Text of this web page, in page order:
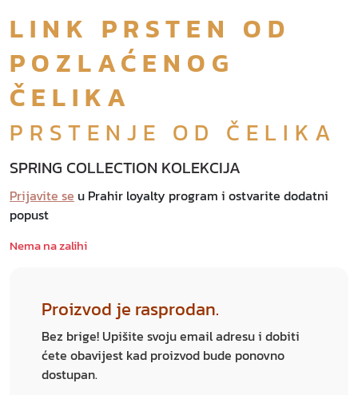
LINK PRSTEN OD
POZLAĆENOG
ČELIKA
PRSTENJE OD ČELIKA
SPRING COLLECTION KOLEKCIJA
Prijavite se u Prahir loyalty program i ostvarite dodatni
popust
Nema na zalihi
Proizvod je rasprodan.
Bez brige! Upišite svoju email adresu i dobiti
ćete obavijest kad proizvod bude ponovno
dostupan.